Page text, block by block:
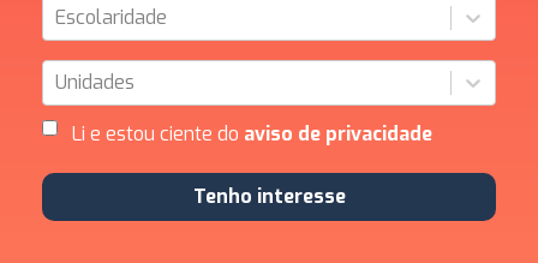
Escolaridade
Unidades
Li e estou ciente do aviso de privacidade
Tenho interesse